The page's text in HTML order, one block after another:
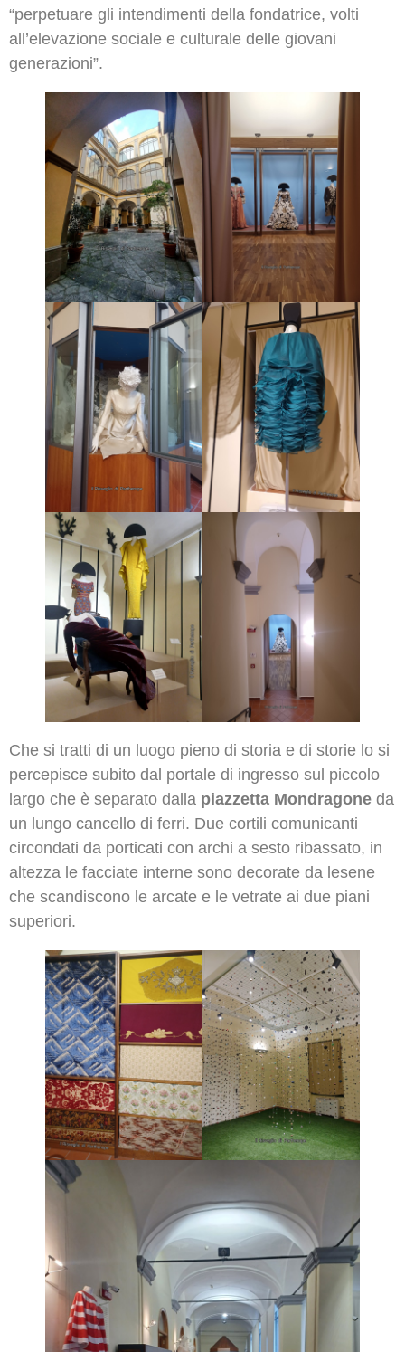
“perpetuare gli intendimenti della fondatrice, volti
all’elevazione sociale e culturale delle giovani
generazioni”.
Che si tratti di un luogo pieno di storia e di storie lo si
percepisce subito dal portale di ingresso sul piccolo
largo che è separato dalla piazzetta Mondragone da
un lungo cancello di ferri. Due cortili comunicanti
circondati da porticati con archi a sesto ribassato, in
altezza le facciate interne sono decorate da lesene
che scandiscono le arcate e le vetrate ai due piani
superiori.